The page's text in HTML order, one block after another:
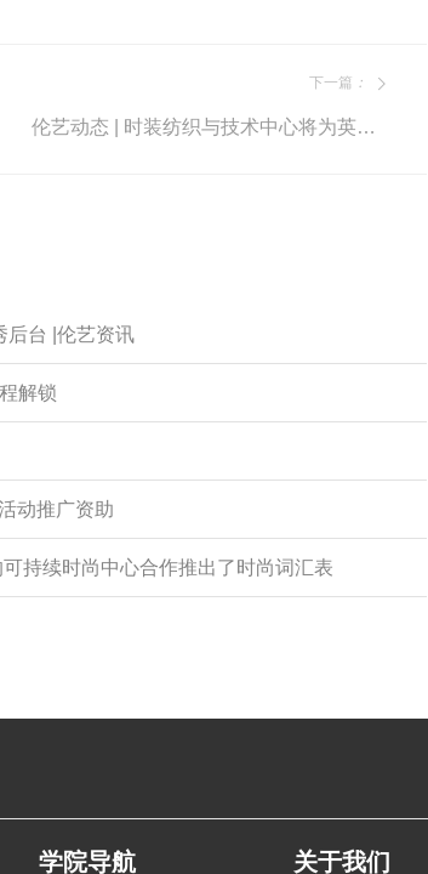
下一篇 ：
伦艺动态 | 时装纺织与技术中心将为英国740亿英镑的产业开创研发先机
后台 |伦艺资讯
解锁
动推广资助
持续时尚中心合作推出了时尚词汇表
学院导航 关于我们